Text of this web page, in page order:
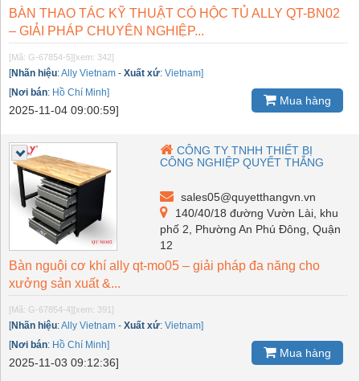
BÀN THAO TÁC KỸ THUẬT CÓ HỘC TỦ ALLY QT-BN02
– GIẢI PHÁP CHUYÊN NGHIỆP...
[Mã: G-67854-5][xem: 342]
[Nhãn hiệu:Ally Vietnam - Xuất xứ: Vietnam]
[Nơi bán: Hồ Chí Minh]
2025-11-04 09:00:59]
Mua hàng
CÔNG TY TNHH THIẾT BỊ
CÔNG NGHIỆP QUYẾT THẮNG
sales05@quyetthangvn.vn
140/40/18 đường Vườn Lài, khu
phố 2, Phường An Phú Đông, Quận
12
Bàn nguội cơ khí ally qt-mo05 – giải pháp đa năng cho
xưởng sản xuất &...
[Mã: G-67854-4][xem: 391]
[Nhãn hiệu:Ally Vietnam - Xuất xứ: Vietnam]
[Nơi bán: Hồ Chí Minh]
2025-11-03 09:12:36]
Mua hàng